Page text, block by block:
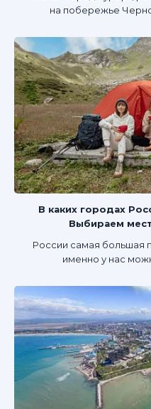
на побережье
В каких городах
Выбираем
России самая большая
именно у нас